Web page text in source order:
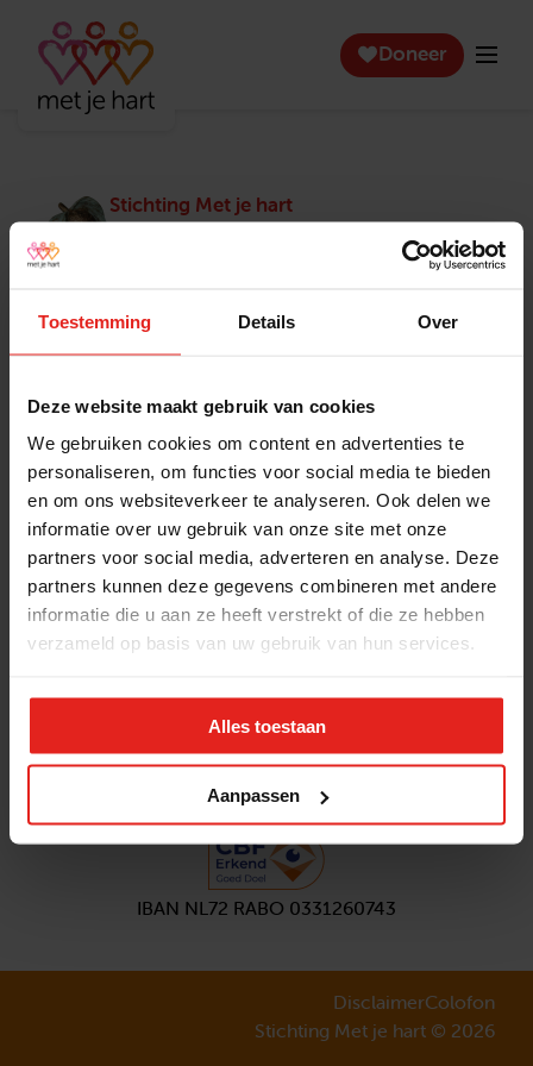
Toestemming Details Over
Deze website maakt gebruik van cookies
We gebruiken cookies om content en advertenties te
personaliseren, om functies voor social media te bieden
en om ons websiteverkeer te analyseren. Ook delen we
informatie over uw gebruik van onze site met onze
partners voor social media, adverteren en analyse. Deze
partners kunnen deze gegevens combineren met andere
informatie die u aan ze heeft verstrekt of die ze hebben
verzameld op basis van uw gebruik van hun services.
Alles toestaan
Aanpassen
Doneer
Stichting Met je hart
Stichting Met je hart laat ouderen die zich
eenzaam voelen weer genieten en inspireert
winnaar van het Appeltje van Oranje.
Actuele vacatures
Pers en media
Jaarverslag 2025
Contact
Klachtenprocedure
Privacyverklaring
Opzeggen
Volg ons
Aanmeldennieuwsbrief
IBAN NL72 RABO 0331260743
DisclaimerColofon
Stichting Met je hart © 2026